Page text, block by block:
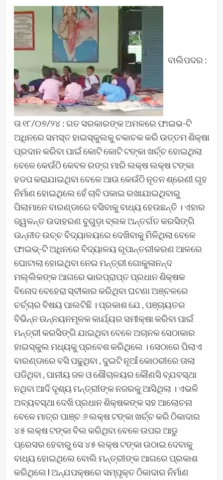
ବାଲିପଦର :
ତା ୧୮/୦୭/୨୪ : ଗତ ସରକାରଙ୍କ ଅମଳରେ ଫାଇଭ-ଟି
ଅଧିନରେ ସମସ୍ତ ହାଇସ୍କୁଲକୁ ଚକାଚକ କରି ଉତ୍ତମ ଶିକ୍ଷା
ପ୍ରଦାନ କରିବା ପାଇଁ କୋଟି କୋଟି ଟଙ୍କା ଖର୍ଚ୍ଚ ହୋଇଥିଲା
ବେଳେ କେଉଁଠି କେବଳ ରଙ୍ଗ ମାରି ଲକ୍ଷ ଲକ୍ଷ ଟଙ୍କା
ହଡପ କରାଯାଇଥିବା ବେଳେ ଆଉ କେଉଁଠି ନୂତନ ଶ୍ରେଣୀ ଗୃହ
ନିର୍ମାଣ ହୋଇଥିଲେ ହେଁ ଚାବି ପକାଇ ରଖାଯାଇଥିବାରୁ
ପିଲାମାନେ ବାରଣ୍ଡାରେ ବସିବାକୁ ବାଧ୍ୟ ହେଉଛନ୍ତି । ଏହାର
ଜ୍ୱଳନ୍ତ ଉଦାହରଣ ବୁଗୁଡ଼ା ବ୍ଲକ ଅନ୍ତର୍ଗତ କରସିଙ୍ଗି
ଉନ୍ନୀତ ଉଚ୍ଚ ବିଦ୍ୟାଳୟରେ ଦେଖିବାକୁ ମିଳିଥିଲା ବେଳେ
ଫାଇଭ୍-ଟି ଅଧିନରେ ବିଦ୍ୟାଳୟ ରୂପାନ୍ତରୀକରଣ ଆଳରେ
ଘୋଟାଲା ହୋଇଥିବା ନେଇ ମନ୍ତ୍ରୀ ଗୋକୁଳାନନ୍ଦ
ମଲ୍ଲିକଙ୍କ ଆଗରେ ଭାରପ୍ରାପ୍ତ ପ୍ରଧାନ ଶିକ୍ଷକ
ବିନୋଦ ବେହେରା ସ୍ବୀକାର କରିଥିବା ଘଟଣା ଅଞ୍ଚଳରେ
ଚର୍ଚ୍ଚାର ବିଷୟ ପାଲଟିଛି । ପ୍ରକାଶ ଯେ , ପଞ୍ଚାୟତର
ବିଭିନ୍ନ ଉନ୍ନୟନମୂଳକ କାର୍ଯ୍ୟର ସମୀକ୍ଷା କରିବା ପାଇଁ
ମନ୍ତ୍ରୀ କରସିଙ୍ଗି ଯାଇଥିବା ବେଳେ ଅଚାନକ ସେଠାକାର
ହାଇସ୍କୁଲ ମଧ୍ୟକୁ ପ୍ରବେଶ କରିଥିଲେ । ସେଠାରେ ପିଲାଏ
ବାରଣ୍ଡାରେ ବସି ପଢୁଥିବା , ଦୁଇଟି ନୂଆଁ କୋଠରୀରେ ତାଲା
ପଡିଥିବା , ପାନୀୟ ଜଳ ଓ ଶୌଚାଳୟର କୌଣସି ବ୍ଯବସ୍ଥା
ନଥିବା ଆଦି ଦୃଶ୍ୟ ମନ୍ତ୍ରୀଙ୍କ ନଜରକୁ ଆସିଥିଲା । ଏଭଳି
ଅବ୍ୟବସ୍ଥା ଦେଖି ପ୍ରଧାନ ଶିକ୍ଷକଙ୍କ ସହ ଆଲୋଚନା
ବେଳେ ମାତ୍ର ପାଞ୍ଚ ୬ ଲକ୍ଷ ଟଙ୍କା ଖର୍ଚ୍ଚ କରି ଠିକାଦାର
୪୫ ଲକ୍ଷ ଟଙ୍କା ବିଲ କରିଥିବା ବେଳେ ଉପର ଆଡୁ
ପ୍ରେସର ହେବାରୁ ସେ ୪୫ ଲକ୍ଷ ଟଙ୍କା ଉଠାଇ ଦେବାକୁ
ବାଧ୍ୟ ହୋଇଥିଲେ ବୋଲି ମନ୍ତ୍ରୀଙ୍କ ଆଗରେ ପ୍ରକାଶ
କରିଥିଲେ l ଅନ୍ଯପକ୍ଷରେ ସମ୍ପୃକ୍ତ ଠିକାଦାର ନିର୍ମାଣ